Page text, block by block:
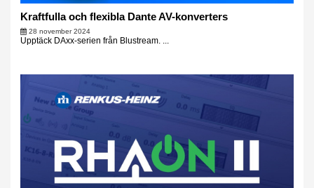
Kraftfulla och flexibla Dante AV-konverters
28 november 2024
Upptäck DAxx-serien från Blustream. ...